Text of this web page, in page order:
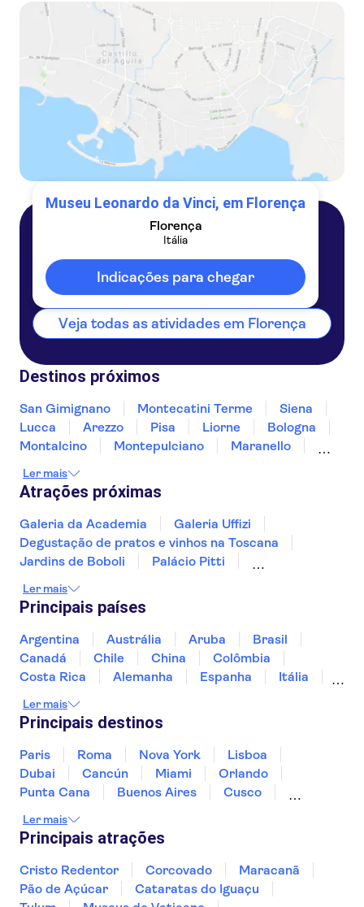
Palácio Pitti
Catedral de Florença
Museu Leonardo da Vinci, em Florença
Florença
Itália
Indicações para chegar
Florença
Itália
Veja todas as atividades em Florença
Destinos próximos
San Gimignano Montecatini Terme
Siena
Lucca
Arezzo Pisa Liorne
Bologna
Montalcino
Montepulciano
Maranello
Ler mais
Atrações próximas
Galeria da Academia
Galeria Uffizi
Degustação de pratos e vinhos na Toscana
Jardins de Boboli
Palácio Pitti
Museus do Vaticano
Sea caves of Polignano a Mare
Castelo Sforzesco
Villa Borghese
Catedral de Milão
Panteão
Ler mais
Principais países
Argentina Austrália Aruba
Brasil
Canadá
Chile China
Colômbia
Costa Rica
Alemanha Espanha
Itália
Panamá
Peru
Ler mais
Principais destinos
Paris Roma Nova York
Lisboa
Dubai
Cancún Miami
Orlando
Punta Cana
Buenos Aires
Cusco
Mendoza
Salvador
Curitiba
Recife Fortaleza
Ler mais
Principais atrações
Cristo Redentor Corcovado
Maracanã
Pão de Açúcar
Cataratas do Iguaçu